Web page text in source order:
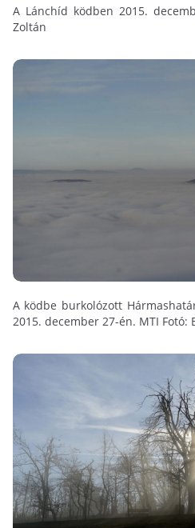
A Lánchíd ködben 2015.
Zoltán
A ködbe burkolózott
2015. december 27-én. MTI Fotó: